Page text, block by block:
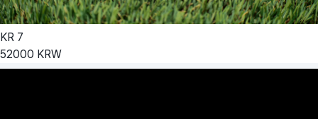
KR 7
52000 KRW